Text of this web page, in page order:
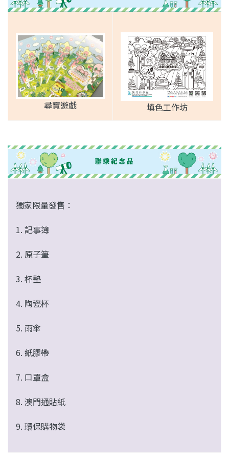
尋寶遊戲 填色工作坊
獨家限量發售：
1. 記事簿
2. 原子筆
3. 杯墊
4. 陶瓷杯
5. 雨傘
6. 紙膠帶
7. 口罩盒
8. 澳門通貼紙
9. 環保購物袋